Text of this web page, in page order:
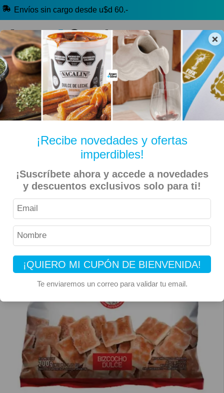
×
¡Recibe novedades y ofertas
imperdibles!
¡Suscríbete ahora y accede a novedades
y descuentos exclusivos solo para ti!
¡QUIERO MI CUPÓN DE BIENVENIDA!
Te enviaremos un correo para validar tu email.
Envíos sin cargo desde u$d 60.-
🔥 Alfajores y Golosinas
🧉 Clásicos argentinos 🏷️ Todas las categorías
Inicio Alimentos Galletitas y Bizcochitos Bizcochitos
Don Satur – Bizcochos Dulce 200gr – 3 Unidades